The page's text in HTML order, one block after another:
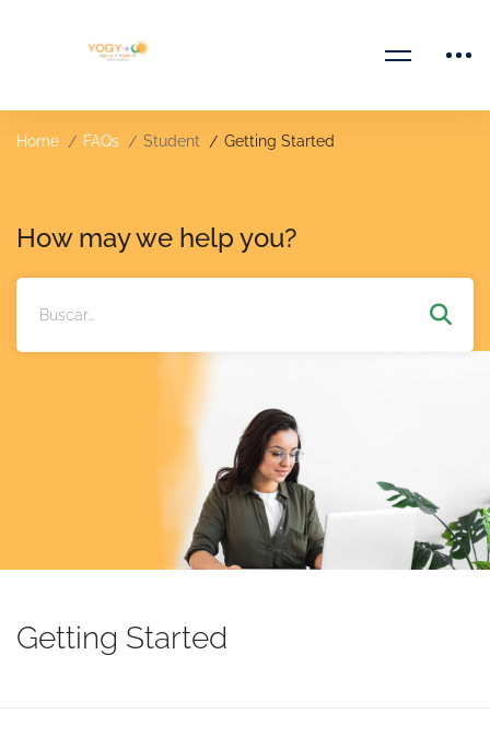
Home FAQs Student Getting Started
How may we help you?
Getting Started